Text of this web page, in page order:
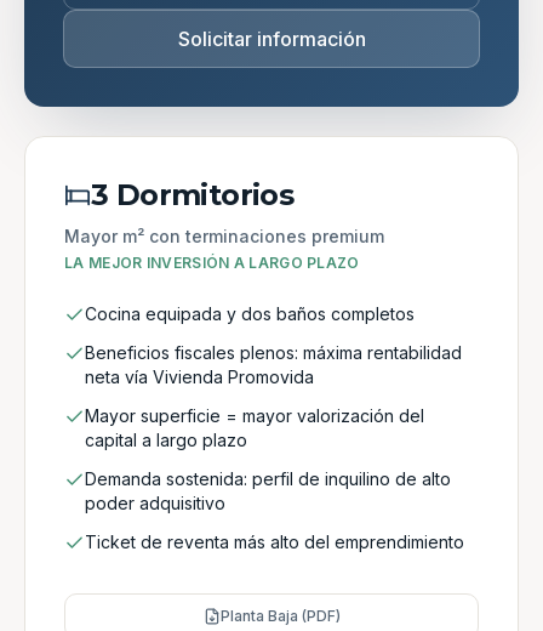
Solicitar información
3 Dormitorios
Mayor m² con terminaciones premium
LA MEJOR INVERSIÓN A LARGO PLAZO
Cocina equipada y dos baños completos
Beneficios fiscales plenos: máxima rentabilidad
neta vía Vivienda Promovida
Mayor superficie = mayor valorización del
capital a largo plazo
Demanda sostenida: perfil de inquilino de alto
poder adquisitivo
Ticket de reventa más alto del emprendimiento
Planta Baja (PDF)